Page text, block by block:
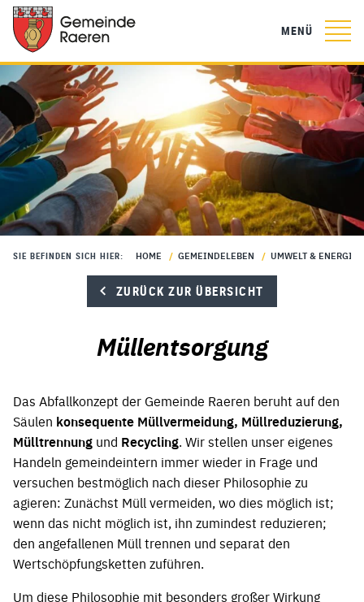
MENÜ
SIE BEFINDEN SICH HIER: HOME / GEMEINDELEBEN / UMWELT & ENERGIE
ZURÜCK ZUR ÜBERSICHT
Müllentsorgung
Das Abfallkonzept der Gemeinde Raeren beruht auf den
Säulen konsequente Müllvermeidung, Müllreduzierung,
Mülltrennung und Recycling. Wir stellen unser eigenes
Handeln gemeindeintern immer wieder in Frage und
versuchen bestmöglich nach dieser Philosophie zu
agieren: Zunächst Müll vermeiden, wo dies möglich ist;
wenn das nicht möglich ist, ihn zumindest reduzieren;
den angefallenen Müll trennen und separat den
Wertschöpfungsketten zuführen.
Um diese Philosophie mit besonders großer Wirkung